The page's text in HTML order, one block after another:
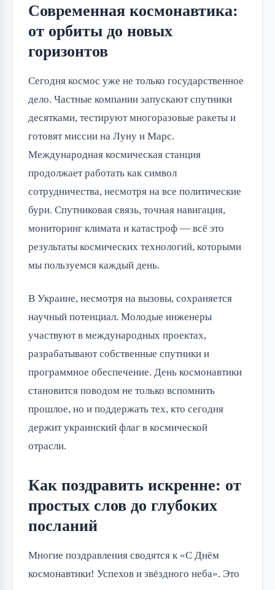
Современная космонавтика:
от орбиты до новых
горизонтов
Сегодня космос уже не только государственное
дело. Частные компании запускают спутники
десятками, тестируют многоразовые ракеты и
готовят миссии на Луну и Марс.
Международная космическая станция
продолжает работать как символ
сотрудничества, несмотря на все политические
бури. Спутниковая связь, точная навигация,
мониторинг климата и катастроф — всё это
результаты космических технологий, которыми
мы пользуемся каждый день.
В Украине, несмотря на вызовы, сохраняется
научный потенциал. Молодые инженеры
участвуют в международных проектах,
разрабатывают собственные спутники и
программное обеспечение. День космонавтики
становится поводом не только вспомнить
прошлое, но и поддержать тех, кто сегодня
держит украинский флаг в космической
отрасли.
Как поздравить искренне: от
простых слов до глубоких
посланий
Многие поздравления сводятся к «С Днём
космонавтики! Успехов и звёздного неба». Это